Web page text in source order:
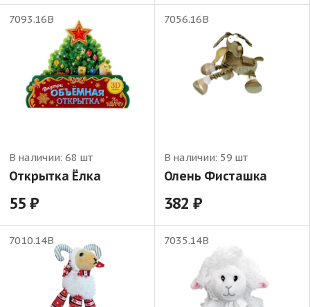
7093.16В
В наличии: 68 шт
Открытка Ёлка
55
7056.16В
В наличии: 59 шт
Олень Фисташка
382
7010.14В 7035.14В